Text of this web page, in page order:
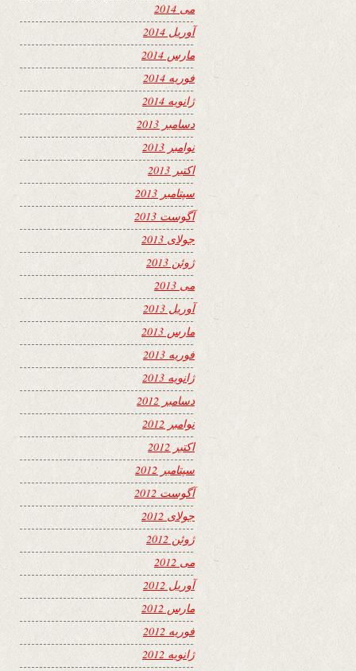
می 2014
آوریل 2014
مارس 2014
فوریه 2014
ژانویه 2014
دسامبر 2013
نوامبر 2013
اکتبر 2013
سپتامبر 2013
آگوست 2013
جولای 2013
ژوئن 2013
می 2013
آوریل 2013
مارس 2013
فوریه 2013
ژانویه 2013
دسامبر 2012
نوامبر 2012
اکتبر 2012
سپتامبر 2012
آگوست 2012
جولای 2012
ژوئن 2012
می 2012
آوریل 2012
مارس 2012
فوریه 2012
ژانویه 2012